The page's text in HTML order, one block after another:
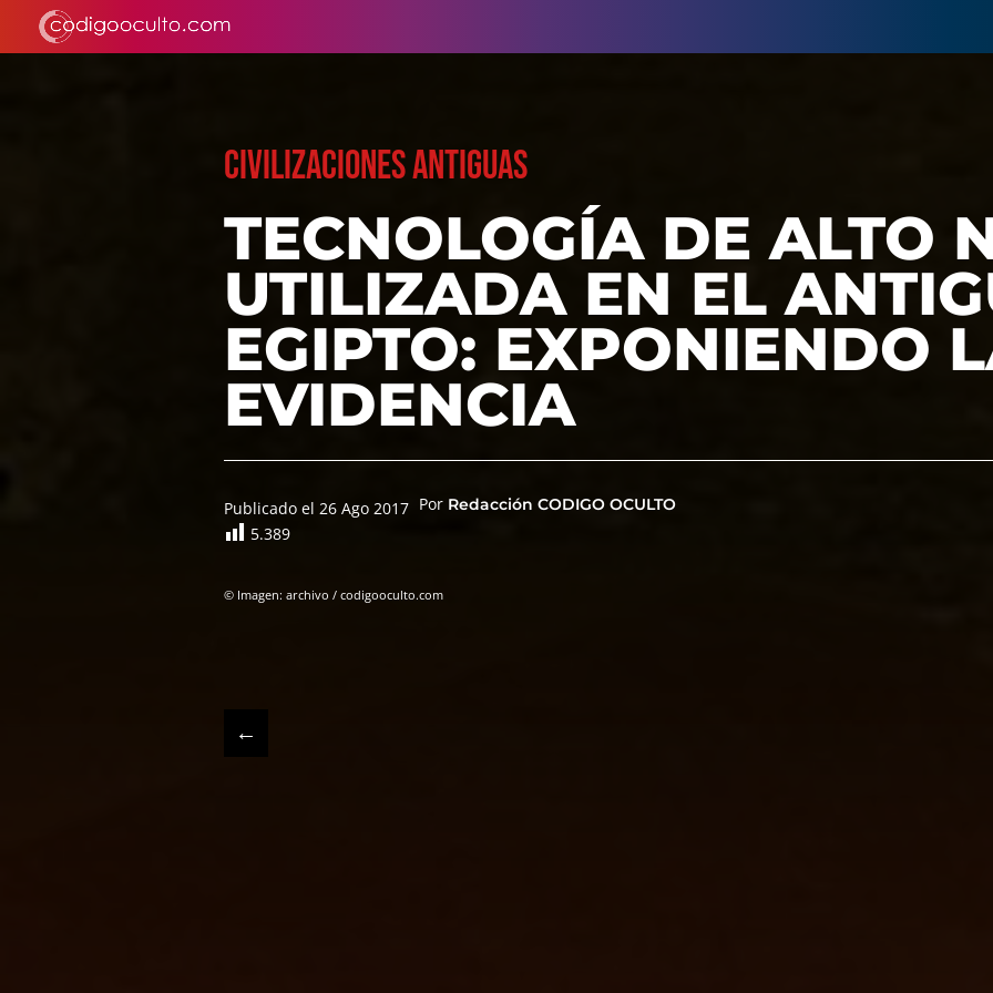
CIVILIZACIONES ANTIGUAS
TECNOLOGÍA DE ALTO
UTILIZADA EN EL
EGIPTO: EXPONIENDO
EVIDENCIA
Publicado el 26 Ago 2017 Por Redacción CODIGO OCULTO
5.389
© Imagen: archivo / codigooculto.com
←